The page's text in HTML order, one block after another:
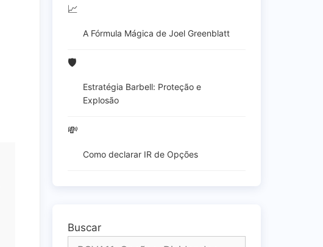
📈
A Fórmula Mágica de Joel Greenblatt
🛡️
Estratégia Barbell: Proteção e
Explosão
💸
Como declarar IR de Opções
Buscar